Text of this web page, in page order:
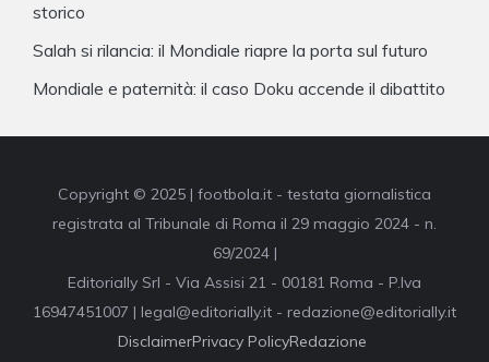
storico
Salah si rilancia: il Mondiale riapre la porta sul futuro
Mondiale e paternità: il caso Doku accende il dibattito
Copyright © 2025 | footbola.it - testata giornalistica
registrata al Tribunale di Roma il 29 maggio 2024 - n.
69/2024 |
Editorially Srl - Via Assisi 21 - 00181 Roma - P.Iva
16947451007 | legal@editorially.it - redazione@editorially.it
DisclaimerPrivacy PolicyRedazione